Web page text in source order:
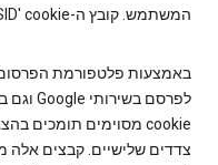
המשתמש. קובץ ה-cookie‏ 'DSID' פועל במשך שבועיים.
צדדים שלישיים. קבצים אלה